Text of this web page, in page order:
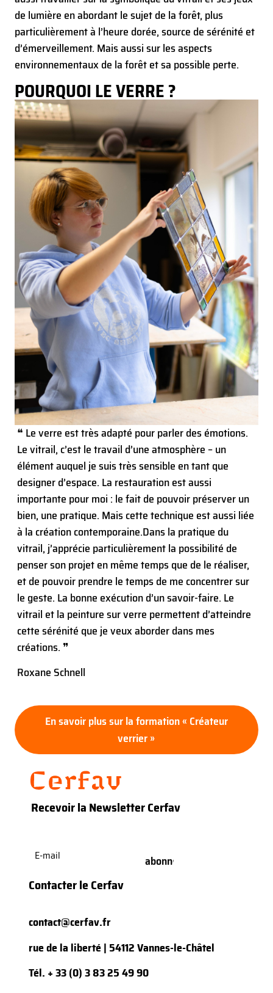
de lumière en abordant le sujet de la forêt, plus
particulièrement à l’heure dorée, source de sérénité et
d’émerveillement. Mais aussi sur les aspects
environnementaux de la forêt et sa possible perte.
POURQUOI LE VERRE ?
❝ Le verre est très adapté pour parler des émotions.
Le vitrail, c’est le travail d’une atmosphère – un
élément auquel je suis très sensible en tant que
designer d’espace. La restauration est aussi
importante pour moi : le fait de pouvoir préserver un
bien, une pratique. Mais cette technique est aussi liée
à la création contemporaine.Dans la pratique du
vitrail, j’apprécie particulièrement la possibilité de
penser son projet en même temps que de le réaliser,
et de pouvoir prendre le temps de me concentrer sur
le geste. La bonne exécution d’un savoir-faire. Le
vitrail et la peinture sur verre permettent d’atteindre
cette sérénité que je veux aborder dans mes
créations. ❞
Roxane Schnell
En savoir plus sur la formation « Créateur
verrier »
Recevoir la Newsletter Cerfav
mail(Nécessaire)
Contacter le Cerfav
contact@cerfav.fr
rue de la liberté | 54112 Vannes-le-Châtel
Tél. + 33 (0) 3 83 25 49 90